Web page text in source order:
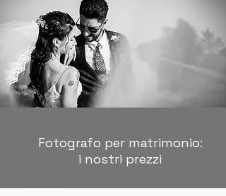
Fotografo per matrimonio:
i nostri prezzi